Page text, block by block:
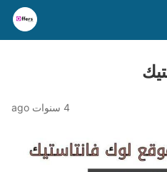
4 سنوات ago